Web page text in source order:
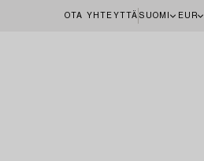
OTA YHTEYTTÄ SUOMI EUR